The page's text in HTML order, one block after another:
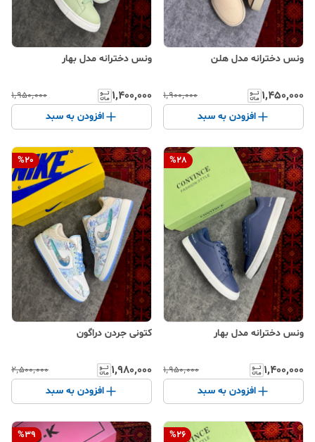
ونس دخترانه مدل هلن
۱٬۴۵۰٬۰۰۰ ۱٬۹۰۰٬۰۰۰
افزودن به سبد
ونس دخترانه مدل بهار
۱٬۴۰۰٬۰۰۰ ۱٬۹۵۰٬۰۰۰
افزودن به سبد
%28
ونس دخترانه مدل بهار
۱٬۴۰۰٬۰۰۰ ۱٬۹۵۰٬۰۰۰
افزودن به سبد
%20
کتونی جردن دراگون
۱٬۹۸۰٬۰۰۰ ۲٬۵۰۰٬۰۰۰
افزودن به سبد
%26
%39